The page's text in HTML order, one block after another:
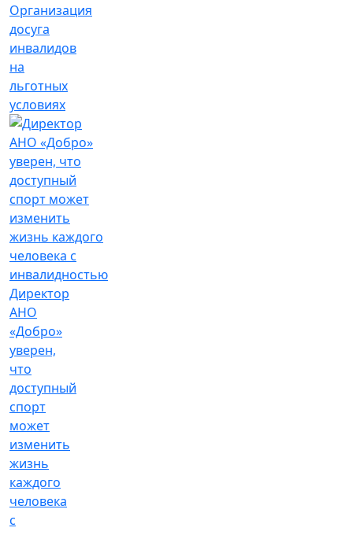
Организация
досуга
инвалидов
на
льготных
условиях
Директор
АНО
«Добро»
уверен,
что
доступный
спорт
может
изменить
жизнь
каждого
человека
с